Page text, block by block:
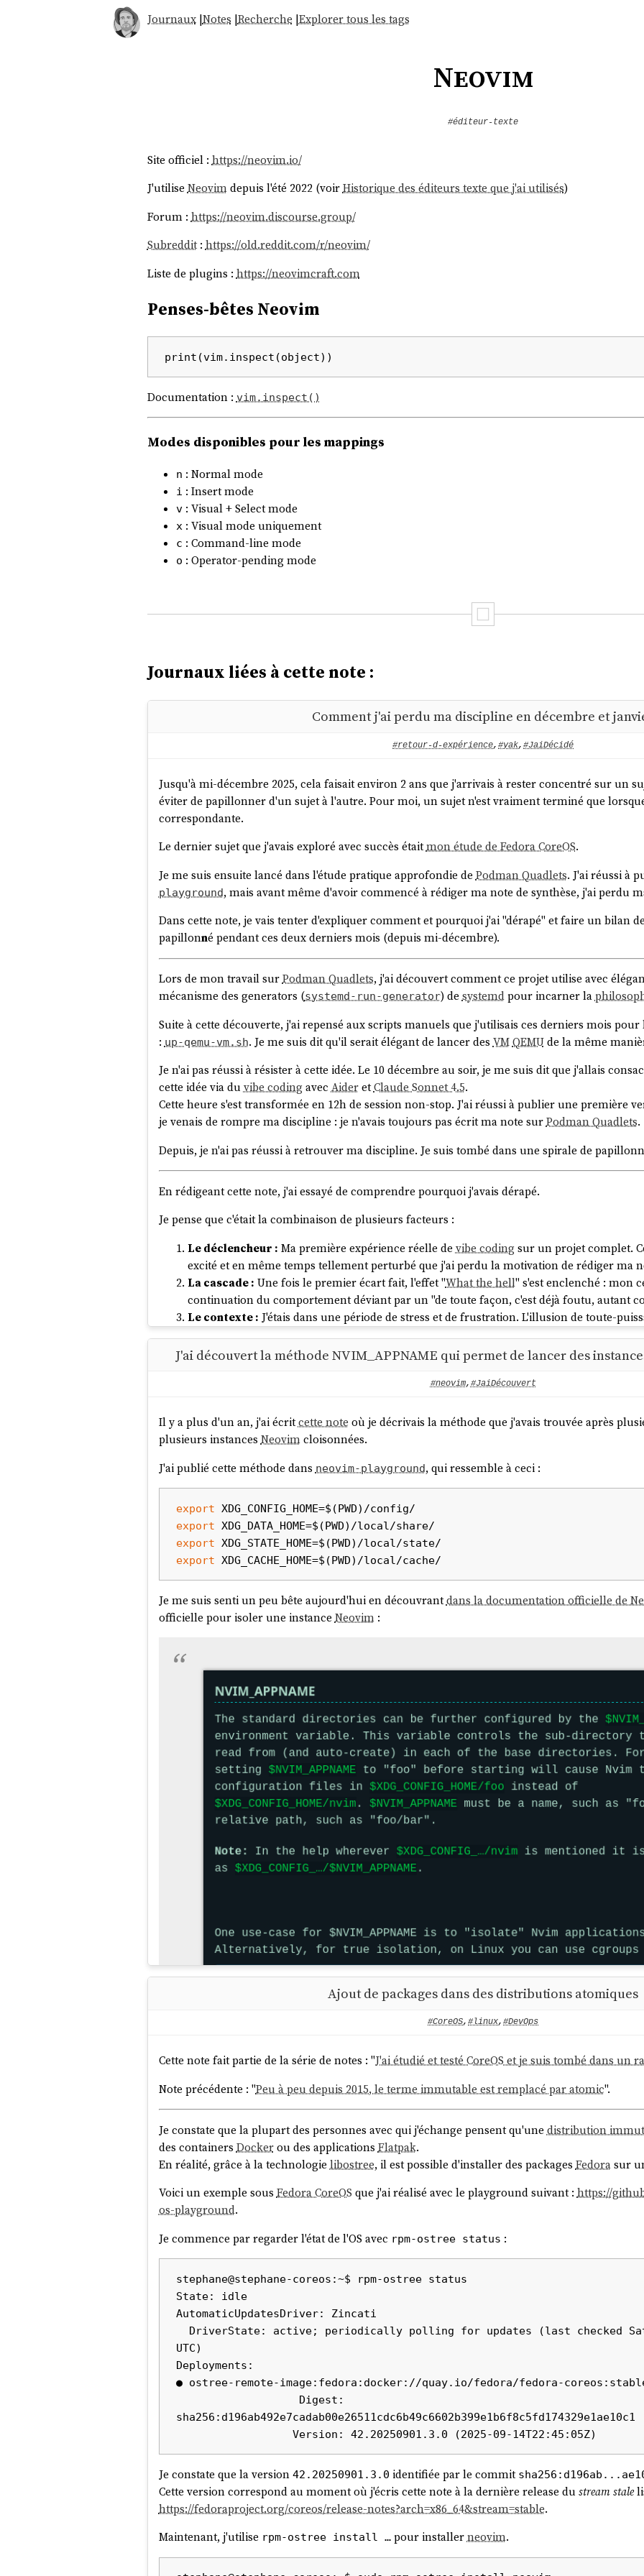
Journaux|Notes |Recherche |Explorer tous les tags
Neovim
#éditeur-texte
Site officiel : https://neovim.io/
J'utiliseNeovimdepuis l'été 2022 (voirHistorique des éditeurs texte que j'ai utilisés)
Forum : https://neovim.discourse.group/
Subreddit:https://old.reddit.com/r/neovim/
Liste de plugins : https://neovimcraft.com
Penses-bêtes Neovim
Documentation : vim.inspect()
Modes disponibles pour les mappings
n : Normal mode
i : Insert mode
v: Visual + Select mode
x: Visual mode uniquement
c : Command-line mode
o : Operator-pending mode
Journaux liées à cette note :
Comment j'ai perdu ma discipline en décembre et
#retour-d-expérience, #yak, #JaiDécidé
Jusqu'à mi-décembre 2025, cela faisait environ 2 ans que j'arrivais à rester concentré sur un
éviter de papillonner d'un sujet à l'autre. Pour moi, un sujet n'est vraiment terminé que
correspondante.
Le dernier sujet que j'avais exploré avec succès étaitmon étude de Fedora CoreOS.
Je me suis ensuite lancé dans l'étude pratique approfondie de Podman Quadlets. J'ai réussi à
playground, mais avant même d'avoir commencé à rédiger ma note de synthèse, j'ai perdu
Dans cette note, je vais tenter d'expliquer comment et pourquoi j'ai "dérapé" et faire un bilan
papillonné pendant ces deux derniers mois (depuis mi-décembre).
Lors de mon travail surPodman Quadlets, j'ai découvert comment ce projet utilise avec
mécanisme des generators (systemd-run-generator) desystemdpour incarner la
Suite à cette découverte, j'ai repensé aux scripts manuels que j'utilisais ces derniers mois pour
: up-qemu-vm.sh. Je me suis dit qu'il serait élégant de lancer des VMQEMUde la même
Je n'ai pas réussi à résister à cette idée. Le 10 décembre au soir, je me suis dit que j'allais
cette idée via duvibe codingavecAideretClaude Sonnet 4.5.
Cette heure s'est transformée en 12h de session non-stop. J'ai réussi à publier une première
je venais de rompre ma discipline : je n'avais toujours pas écrit ma note surPodman Quadlets.
Depuis, je n'ai pas réussi à retrouver ma discipline. Je suis tombé dans une spirale de
En rédigeant cette note, j'ai essayé de comprendre pourquoi j'avais dérapé.
Je pense que c'était la combinaison de plusieurs facteurs :
Le déclencheur : Ma première expérience réelle de vibe codingsur un projet complet.
excité et en même temps tellement perturbé que j'ai perdu la motivation de rédiger ma
La cascade : Une fois le premier écart fait, l'effet "What the hell" s'est enclenché : mon
continuation du comportement déviant par un "de toute façon, c'est déjà foutu, autant
Le contexte : J'étais dans une période de stress et de frustration. L'illusion de toute-
combler mes frustrations du moment.
Depuis 2 ans, j'utilise trois garde-fous (circuit breakers) pour m'empêcher de démarrer un
Je tracke toutes mes activités viaToggl. Quand je démarre une activité, je lance
friction me force à nommer ce que je fais et à rester conscient du temps que j'y
les distractions impulsives.
Tous les matins, je rédige mes todo lists pro et perso dansObsidian. L'élément clé est
sans pour autant y céder.
La publication de notes surnotes.sklein.xyzme force à définir ma "Definition of Done".
terminée que quand la note est publiée.
du 5 décembre — soit 5 jours avant mon dérapage sur
Je pense que ce n'est pas un hasard.
Réimplémentation complète de ma configurationchezmoi(inachevée)
Développement degnome-settings-import-export
Étude detimeshiftet snapper
Installation et configuration denetbirdsur mesNUC
Tentative d'installation de Kodisur un de mes NUC(inachevée)
Nouvelle configuration Neovim from scratch basée surLazyVim(inachevée) :
Migration deFugitiveversNeogit
Développement et publication du pluginneo-tree-session.nvim
Étude puis abandon d'une migrationAlacritty+tmux→ wezterm (branche WIP)
Étude puis abandon d'une migrationAlacritty
Spawning new terminal with --config from parent instance
Test d'avante.nvim, notammentAvante Zen Mode— piste abandonnée
Migration deAiderversOpenCode
Bilan : 13 explorations, 2 contributions open source, 1 plugin publié, 0 note de synthèse 😔.
En publiant cette note, je souhaite casser cet effet "What the hell".
Je vais sans doute accepter de ne pas publier de notes sur les sujets que j'ai abandonnés. Par
publier des notes au sujet de :
[ ] ma migration versOpenCode
[ ] ma migration versJujutsu
[ ]Kodi
[ ]Lazyvim
foot
[ ] Des notes au sujet deqemu-compose
J'ai découvert la méthode NVIM_APPNAME qui permet de lancer des
#neovim,#JaiDécouvert
Il y a plus d'un an, j'ai écritcette note où je décrivais la méthode que j'avais trouvée après
plusieurs instances Neovimcloisonnées.
J'ai publié cette méthode dans neovim-playground, qui ressemble à ceci :
export
export
export
export
Je me suis senti un peu bête aujourd'hui en découvrantdans la documentation officielle de
officielle pour isoler une instance Neovim:
Cette fonctionnalité a été ajoutée dans laversion 0.9.0d'avril 2023, suite à une demande
besoin que moi, décrite dans cette issue :
Dans cette documentation,#JaiDécouvertcomment lancer une application dans un
$ systemd-run --user -qt -p PrivateUsers=yes -p
Je trouve cela plutôt simple.
Coïncidence :
Comme je souhaite lancer un environnement cloisonnéNeovimtout en conservant l'accès
(comme ceux installés avecMise), j'ai choisi d'utiliser la méthode basée sur
J'ai testé cette méthode avec succès dans
neovim-playground( commit).
Ajout de packages dans des distributions atomiques
#CoreOS, #linux, #DevOps
Cette note fait partie de la série de notes : "J'ai étudié et testé CoreOS et je suis tombé dans un
Note précédente : "Peu à peu depuis 2015, le terme immutable est remplacé par atomic".
Je constate que la plupart des personnes avec qui j'échange pensent qu'une distribution
des containers Dockerou des applications Flatpak.
En réalité, grâce à la technologie libostree, il est possible d'installer des packages Fedorasur
Voici un exemple sousFedora CoreOS que j'ai réalisé avec le playground suivant :https://
os-playground.
Je commence par regarder l'état de l'OS avec rpm-ostree status :
stephane@stephane-coreos:~$ rpm-ostree status
State: idle
AutomaticUpdatesDriver: Zincati
UTC)
Deployments:
● ostree-remote-image:fedora:docker://quay.io/fedora/fedora-
sha256:d196ab492e7cadab00e26511cdc6b49c6602b399e1b6f8c5fd174329e1ae10c1
Je constate que la version 42.20250901.3.0 identifiée par le commit
Cette version correspond au moment où j'écris cette note à la dernière release du streamstale
https://fedoraproject.org/coreos/release-notes?arch=x86_64&stream=stable.
Maintenant, j'utilise rpm-ostree install …pour installerneovim.